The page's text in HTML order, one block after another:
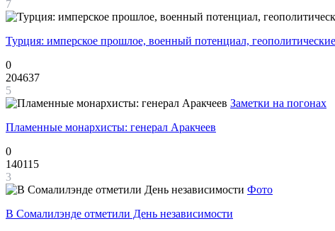
7
Турция: имперское прошлое, военный потенциал,
0
204637
5
Заметки на погонах
Пламенные монархисты: генерал Аракчеев
0
140115
3
Фото
В Сомалилэнде отметили День независимости